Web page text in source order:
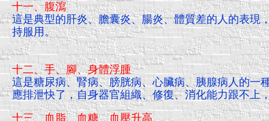
十一、腹瀉
這是典型的肝炎、膽囊炎、腸炎、體質差的人的表現
持服用。
十二、手、腳、身體浮腫
這是糖尿病、腎病、膀胱病、心臟病、胰腺病人的一
應排泄快了，自身器官組織、修復、消化能力跟不上
十三、血脂、血糖、血壓升高